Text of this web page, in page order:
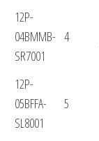
12P-
04BMMB-
SR7001
4
12P-
05BFFA-
SL8001
5